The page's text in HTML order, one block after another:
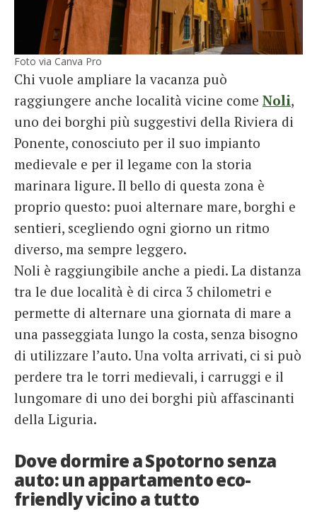
Foto via Canva Pro
Chi vuole ampliare la vacanza può
raggiungere anche località vicine come Noli,
uno dei borghi più suggestivi della Riviera di
Ponente, conosciuto per il suo impianto
medievale e per il legame con la storia
marinara ligure. Il bello di questa zona è
proprio questo: puoi alternare mare, borghi e
sentieri, scegliendo ogni giorno un ritmo
diverso, ma sempre leggero.
Noli è raggiungibile anche a piedi. La distanza
tra le due località è di circa 3 chilometri e
permette di alternare una giornata di mare a
una passeggiata lungo la costa, senza bisogno
di utilizzare l’auto. Una volta arrivati, ci si può
perdere tra le torri medievali, i carruggi e il
lungomare di uno dei borghi più affascinanti
della Liguria.
Dove dormire a Spotorno senza
auto: un appartamento eco-
friendly vicino a tutto